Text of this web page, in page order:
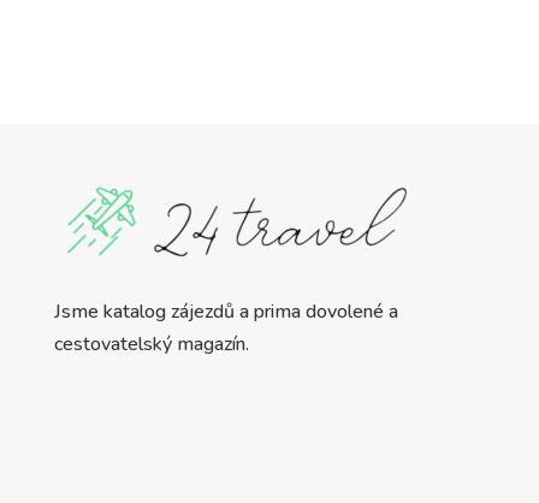
Jsme katalog zájezdů a prima dovolené a
cestovatelský magazín.